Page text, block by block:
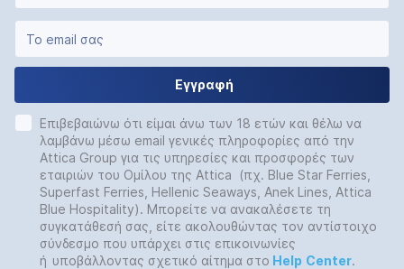
Εγγραφή
Επιβεβαιώνω ότι είμαι άνω των 18 ετών και θέλω να
λαμβάνω μέσω email γενικές πληροφορίες από την
Attica Group για τις υπηρεσίες και προσφορές των
εταιριών του Ομίλου της Attica (πχ. Blue Star Ferries,
Superfast Ferries, Hellenic Seaways, Anek Lines, Attica
Blue Hospitality). Μπορείτε να ανακαλέσετε τη
συγκατάθεσή σας, είτε ακολουθώντας τον αντίστοιχο
σύνδεσμο που υπάρχει στις επικοινωνίες
ή υποβάλλοντας σχετικό αίτημα στο Help Center.